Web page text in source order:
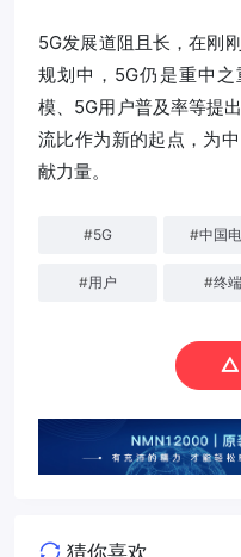
5G发展道阻且长，在刚
规划中，5G仍是重中
模、5G用户普及率等提
流比作为新的起点，为
献力量。
#5G #中国
#用户 #终端